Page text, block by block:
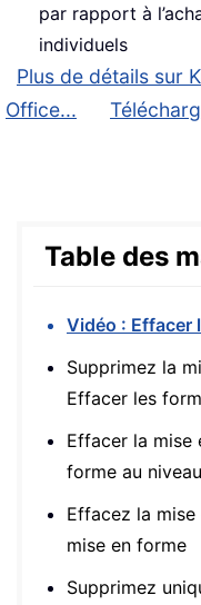
par rapport à
individuels
Plus de détails sur
Office...
Table des
Vidéo : Effacer
Supprimez la
Effacer les
Effacer la mise
forme au
Effacez la
mise en forme
Supprimez